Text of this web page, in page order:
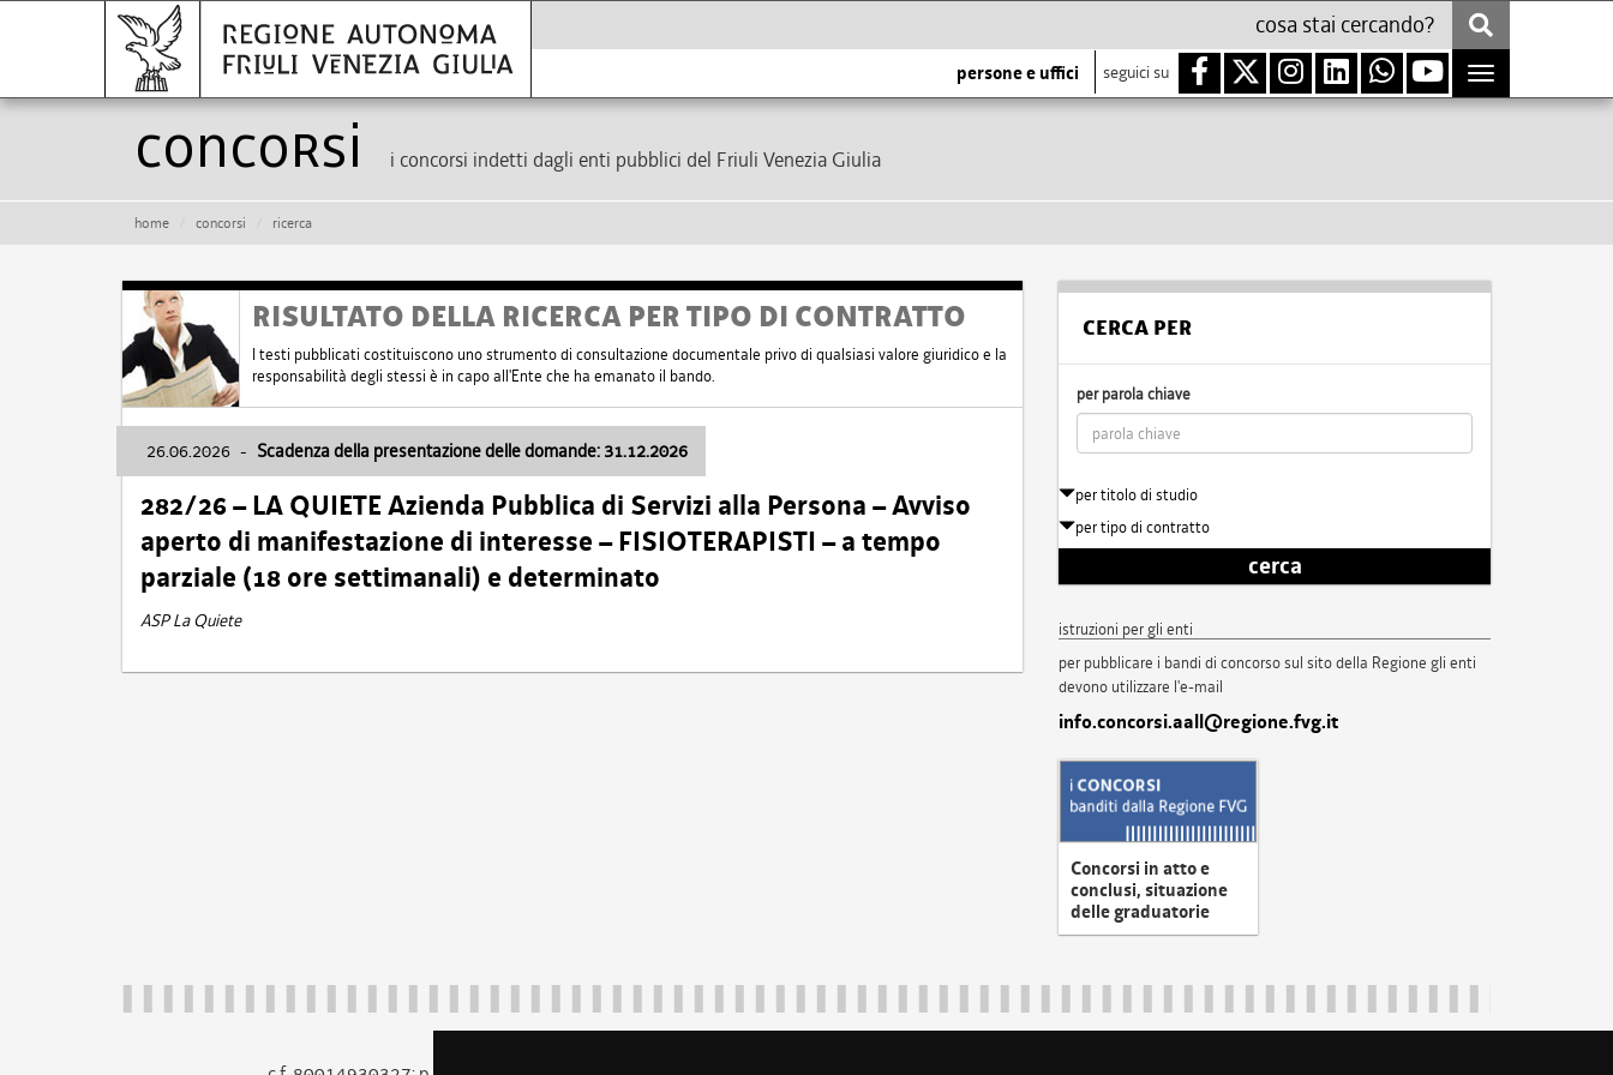
persone e uffici seguici su
Toggle
navigation
Concorsi i concorsi indetti dagli enti pubblici del Friuli Venezia Giulia
home concorsi ricerca
RISULTATO DELLA RICERCA PER TIPO DI CONTRATTO
I testi pubblicati costituiscono uno strumento di consultazione documentale privo di qualsiasi valore giuridico e la
responsabilità degli stessi è in capo all'Ente che ha emanato il bando.
26.06.2026 - Scadenza della presentazione delle domande: 31.12.2026
282/26 – LA QUIETE Azienda Pubblica di Servizi alla Persona – Avviso
aperto di manifestazione di interesse – FISIOTERAPISTI – a tempo
parziale (18 ore settimanali) e determinato
ASP La Quiete
CERCA PER
per parola chiave
per titolo di studio
per tipo di contratto
cerca
istruzioni per gli enti
per pubblicare i bandi di concorso sul sito della Regione gli enti
devono utilizzare l'e-mail
info.concorsi.aall@regione.fvg.it
Concorsi in atto e
conclusi, situazione
delle graduatorie